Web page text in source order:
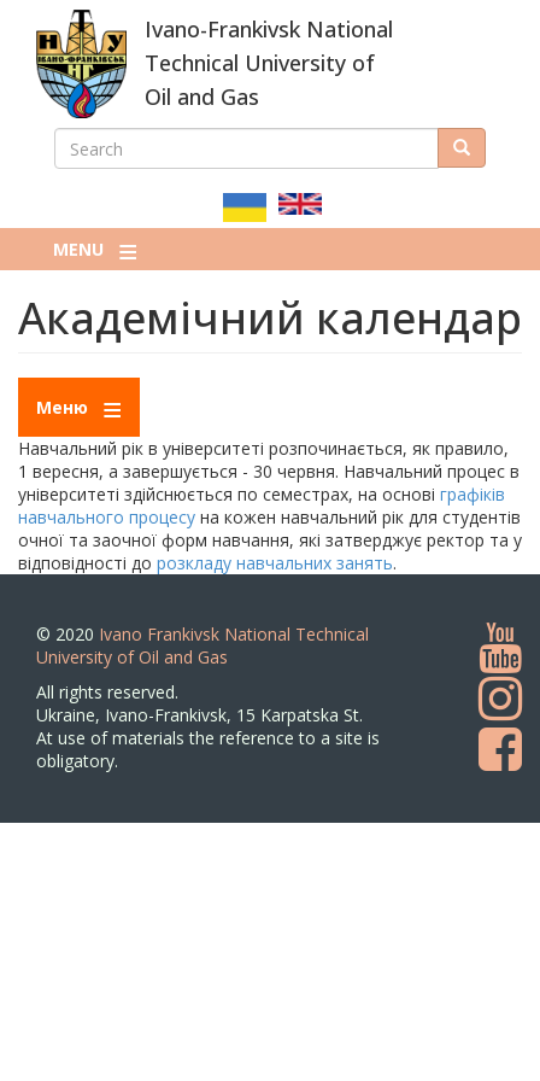
main
content
Ivano-Frankivsk National
Technical University of
Oil and Gas
ПОШУКОВА
SEARCH Search
MENU
Академічний календар
Меню
Навчальний рік в університеті розпочинається, як правило,
1 вересня, а завершується - 30 червня. Навчальний процес в
університеті здійснюється по семестрах, на основі графіків
навчального процесу на кожен навчальний рік для студентів
очної та заочної форм навчання, які затверджує ректор та у
відповідності до розкладу навчальних занять.
© 2020 Ivano Frankivsk National Technical
University of Oil and Gas
All rights reserved.
Ukraine, Ivano-Frankivsk, 15 Karpatska St.
At use of materials the reference to a site is
obligatory.